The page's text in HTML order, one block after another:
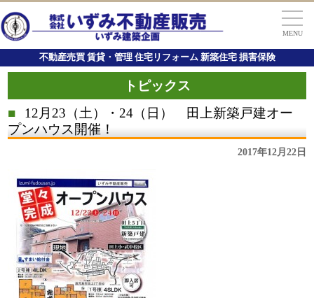
MENU
不動産売買 賃貸・管理 住宅リフォーム 新築住宅 損害保険
トピックス
■
12月23（土）・24（日） 田上新築戸建オー
プンハウス開催！
2017年12月22日